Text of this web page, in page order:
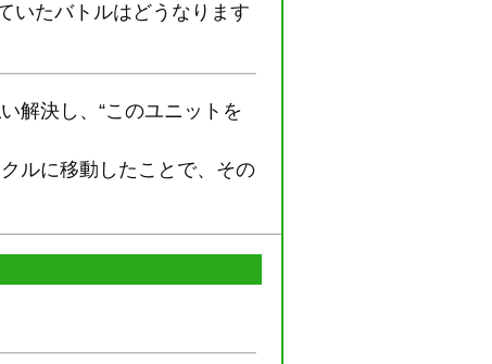
いたバトルはどうなります
解決し、“このユニットを
ルに移動したことで、その